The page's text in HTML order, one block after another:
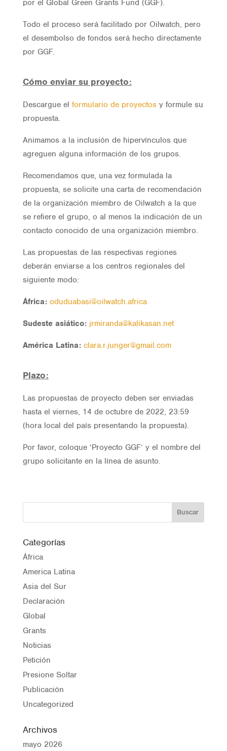
por el Global Green Grants Fund (GGF).
Todo el proceso será facilitado por Oilwatch, pero
el desembolso de fondos será hecho directamente
por GGF.
Cómo enviar su proyecto:
Descargue el formulario de proyectosy formule su
propuesta.
Animamos a la inclusión de hipervínculos que
agreguen alguna información de los grupos.
Recomendamos que, una vez formulada la
propuesta, se solicite una carta de recomendación
de la organización miembro de Oilwatch a la que
se refiere el grupo, o al menos la indicación de un
contacto conocido de una organización miembro.
Las propuestas de las respectivas regiones
deberán enviarse a los centros regionales del
siguiente modo:
África: oduduabasi@oilwatch.africa
Sudeste asiático: jrmiranda@kalikasan.net
América Latina: clara.r.junger@gmail.com
Plazo:
Las propuestas de proyecto deben ser enviadas
hasta el viernes, 14 de octubre de 2022, 23:59
(hora local del país presentando la propuesta).
Por favor, coloque ‘Proyecto GGF’ y el nombre del
grupo solicitante en la línea de asunto.
Categorías
África
America Latina
Asia del Sur
Declaración
Global
Grants
Noticias
Petición
Presione Soltar
Publicación
Uncategorized
Archivos
mayo 2026